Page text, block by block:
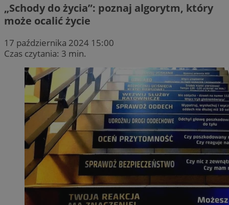
„Schody do życia”: poznaj algorytm, który
może ocalić życie
17 października 2024 15:00
Czas czytania: 3 min.